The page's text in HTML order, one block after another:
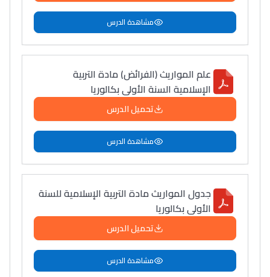
مشاهدة الدرس
علم المواريث (الفرائض) مادة التربية
الإسلامية السنة الأولى بكالوريا
تحميل الدرس
مشاهدة الدرس
جدول المواريث مادة التربية الإسلامية للسنة
الأولى بكالوريا
تحميل الدرس
مشاهدة الدرس